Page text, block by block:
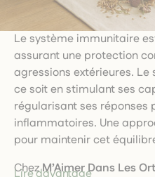
Le système immunitaire
assurant une protection
agressions extérieures.
ce soit en stimulant ses
régularisant ses réponses
inflammatoires. Une
pour maintenir cet
ChezM’Aimer Dans Les